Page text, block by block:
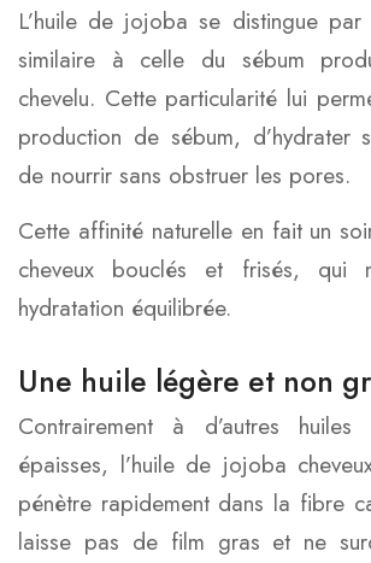
L’huile de jojoba se distingue par
similaire à celle du sébum
chevelu. Cette particularité lui
production de sébum, d’hydrater
de nourrir sans obstruer les pores.
Cette affinité naturelle en fait un
cheveux bouclés et frisés, qui
hydratation équilibrée.
Une huile légère et non
Contrairement à d’autres huiles
épaisses, l’huile de jojoba
pénètre rapidement dans la fibre
laisse pas de film gras et ne